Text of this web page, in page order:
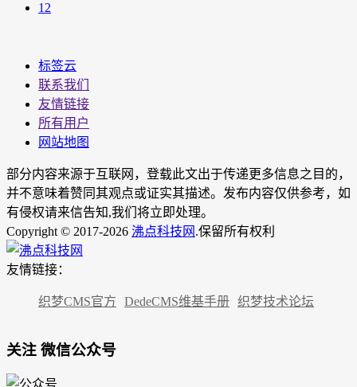
12
标签云
联系我们
友情链接
所有用户
网站地图
部分内容来源于互联网，登载此文出于传递更多信息之目的，
并不意味着赞同其观点或证实其描述。发布内容仅供参考，如
有侵权请来信告知,我们将立即处理。
Copyright © 2017-2026 沸点科技网 .保留所有权利
友情链接：
织梦CMS官方 DedeCMS维基手册 织梦技术论坛
关注 微信公众号